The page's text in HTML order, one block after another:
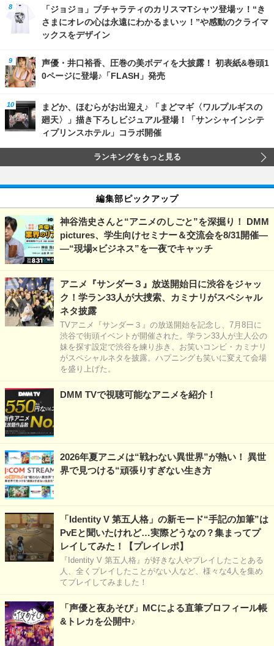
「ジョジョ」ブチャラティのカリスマTシャツ登場ッ！“き
さまにオレの心は永遠にわかるまいッ！”や感動のクライマ
ックスをデザイン
声優・井口裕香、圧巻の美ボディを大披露！ 初表紙&巻頭1
0ページに登場♪「FLASH」発売
まどか、ほむらがお出迎え♪ 「まどマギ〈ワルプルギスの
廻天〉」描き下ろしビジュアル登場！「サンシャインシテ
ィプリンスホテル」コラボ開催
ランキングをもっと見る
編集部ピックアップ
神谷浩史さんと“アニメのしごと”を深掘り！ DMM
pictures、学生向けセミナー＆交流会を8/31開催―
―“現場×ビジネス”を一夜でキャッチ
アニメ『サンダー３』放送開始日に渋谷をジャッ
ク！学ラン33人が大捜索、カミナリがスペシャル
ネタ披露
TVアニメ『サンダー３』の放送開始を記念し、7月8日に
渋谷で街頭イベントが開催された。学ラン33人が主人公の
妹を探す設定で渋谷を練り歩き、お笑いコンビ・カミナリ
がスペシャルネタを披露。ハプニングも笑いに変えて会場
を盛り上げた。
DMM TVで視聴可能なアニメを紹介！
2026年夏アニメは“戦わない異世界”が熱い！ 異世
界で見つける“頑張りすぎない生き方
「Identity V 第五人格」の新モード“手記の加筆”は
PvEと聞いたけれど…実際どうなの？集まってプ
レイしてみた！【プレイレポ】
『Identity V 第五人格』が好きな人やプレイしたことある
人、全くプレイしたことがない人など、様々な4人を集め
てプレイしてみました！
「声優と夜あそび」MCによる直筆プロフィール帳
&トレカを公開中♪